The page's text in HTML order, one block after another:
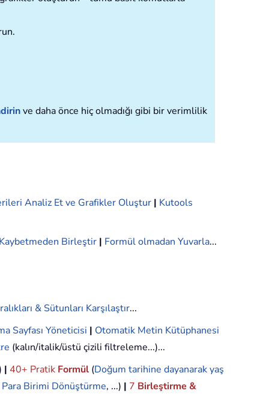
ve daha önce hiç olmadığı gibi bir verimlilik
Analiz Et ve Grafikler Oluştur | Kutools
Birleştir | Formül olmadan Yuvarla...
& Sütunları Karşılaştır...
Sayfası Yöneticisi | Otomatik Metin Kütüphanesi
(kalın/italik/üstü çizili filtreleme...)...
| 40+ Pratik Formül (Doğum tarihine dayanarak yaş
Para Birimi Dönüştürme, ...) | 7 Birleştirme &